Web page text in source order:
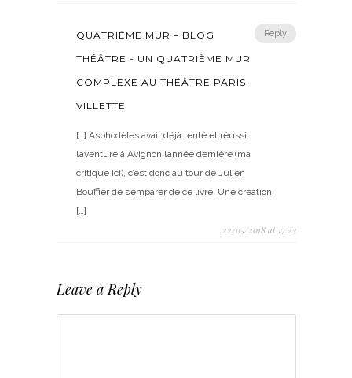
Reply
QUATRIÈME MUR – BLOG
THÉÂTRE - UN QUATRIÈME MUR
COMPLEXE AU THÉÂTRE PARIS-
VILLETTE
[…] Asphodèles avait déjà tenté et réussi
l’aventure à Avignon l’année dernière (ma
critique ici), c’est donc au tour de Julien
Bouffier de s’emparer de ce livre. Une création
[…]
22/05/2018 at 17:23
Leave a Reply